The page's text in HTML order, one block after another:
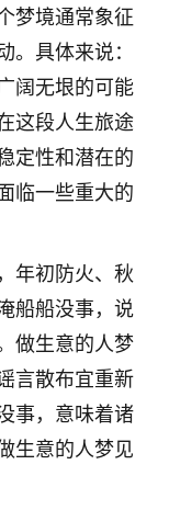
梦境通常象征
具体来说：
阔无垠的可能
这段人生旅途
定性和潜在的
临一些重大的
年初防火、秋
船船没事，说
做生意的人梦
言散布宜重新
事，意味着诸
生意的人梦见
19
挫，店开一家关
事。前些年攒的
人看看到底怎么
时不服命不行
意不算大，但
跟进的，选
都看了，虽然
以，前几天又
更好一点！
18